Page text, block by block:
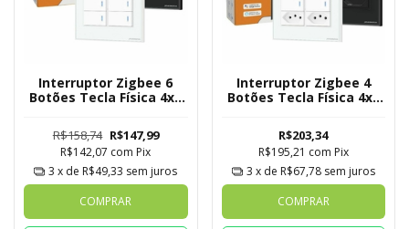
Interruptor Zigbee 6
Botões Tecla Física 4x4
R$158,74 R$147,99
R$142,07 com Pix
3 x de R$49,33 sem juros
COMPRAR
Interruptor Zigbee 4
Botões Tecla Física 4x4
Novadigital Tuya
R$203,34
R$195,21 com Pix
3 x de R$67,78 sem juros
COMPRAR